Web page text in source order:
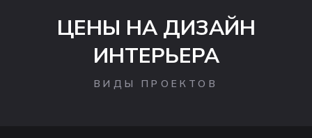
ЦЕНЫ НА ДИЗАЙН
ИНТЕРЬЕРА
ВИДЫ ПРОЕКТОВ